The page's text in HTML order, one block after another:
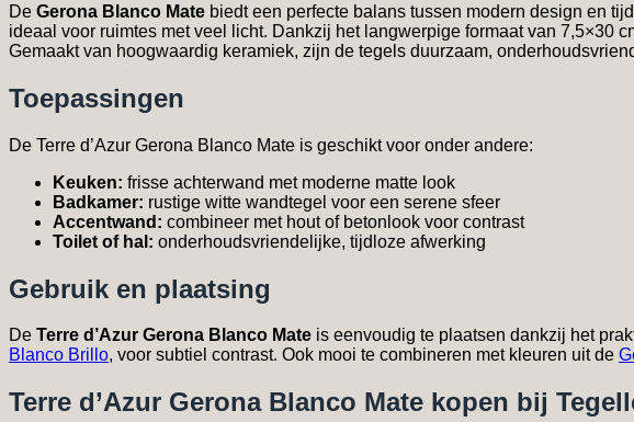
De Gerona Blanco Mate biedt een perfecte balans tussen modern design en
ideaal voor ruimtes met veel licht. Dankzij het langwerpige formaat van 7,5×30
Gemaakt van hoogwaardig keramiek, zijn de tegels duurzaam,
Toepassingen
De Terre d’Azur Gerona Blanco Mate is geschikt voor onder andere:
Keuken: frisse achterwand met moderne matte look
Badkamer: rustige witte wandtegel voor een serene sfeer
Accentwand: combineer met hout of betonlook voor contrast
Toilet of hal: onderhoudsvriendelijke, tijdloze afwerking
Gebruik en plaatsing
De Terre d’Azur Gerona Blanco Mate is eenvoudig te plaatsen dankzij het
Blanco Brillo, voor subtiel contrast. Ook mooi te combineren met kleuren uit de
Terre d’Azur Gerona Blanco Mate kopen bij